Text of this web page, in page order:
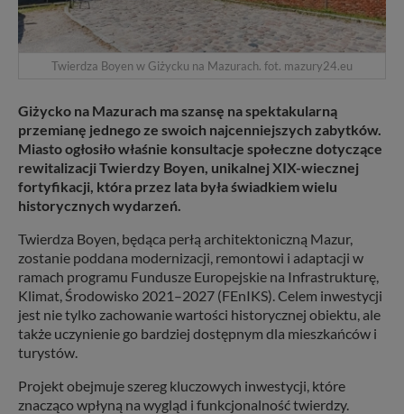
Twierdza Boyen w Giżycku na Mazurach. fot. mazury24.eu
Giżycko na Mazurach ma szansę na spektakularną
przemianę jednego ze swoich najcenniejszych zabytków.
Miasto ogłosiło właśnie konsultacje społeczne dotyczące
rewitalizacji Twierdzy Boyen, unikalnej XIX-wiecznej
fortyfikacji, która przez lata była świadkiem wielu
historycznych wydarzeń.
Twierdza Boyen, będąca perłą architektoniczną Mazur,
zostanie poddana modernizacji, remontowi i adaptacji w
ramach programu Fundusze Europejskie na Infrastrukturę,
Klimat, Środowisko 2021–2027 (FEnIKS). Celem inwestycji
jest nie tylko zachowanie wartości historycznej obiektu, ale
także uczynienie go bardziej dostępnym dla mieszkańców i
turystów.
Projekt obejmuje szereg kluczowych inwestycji, które
znacząco wpłyną na wygląd i funkcjonalność twierdzy.